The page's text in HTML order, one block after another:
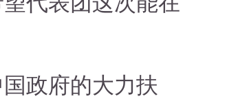
政府的大力扶